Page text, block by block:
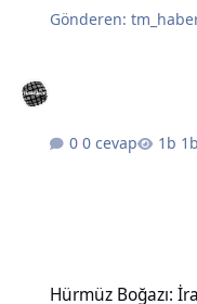
Gönderen:
0 cevap
Hürmüz Boğazı: